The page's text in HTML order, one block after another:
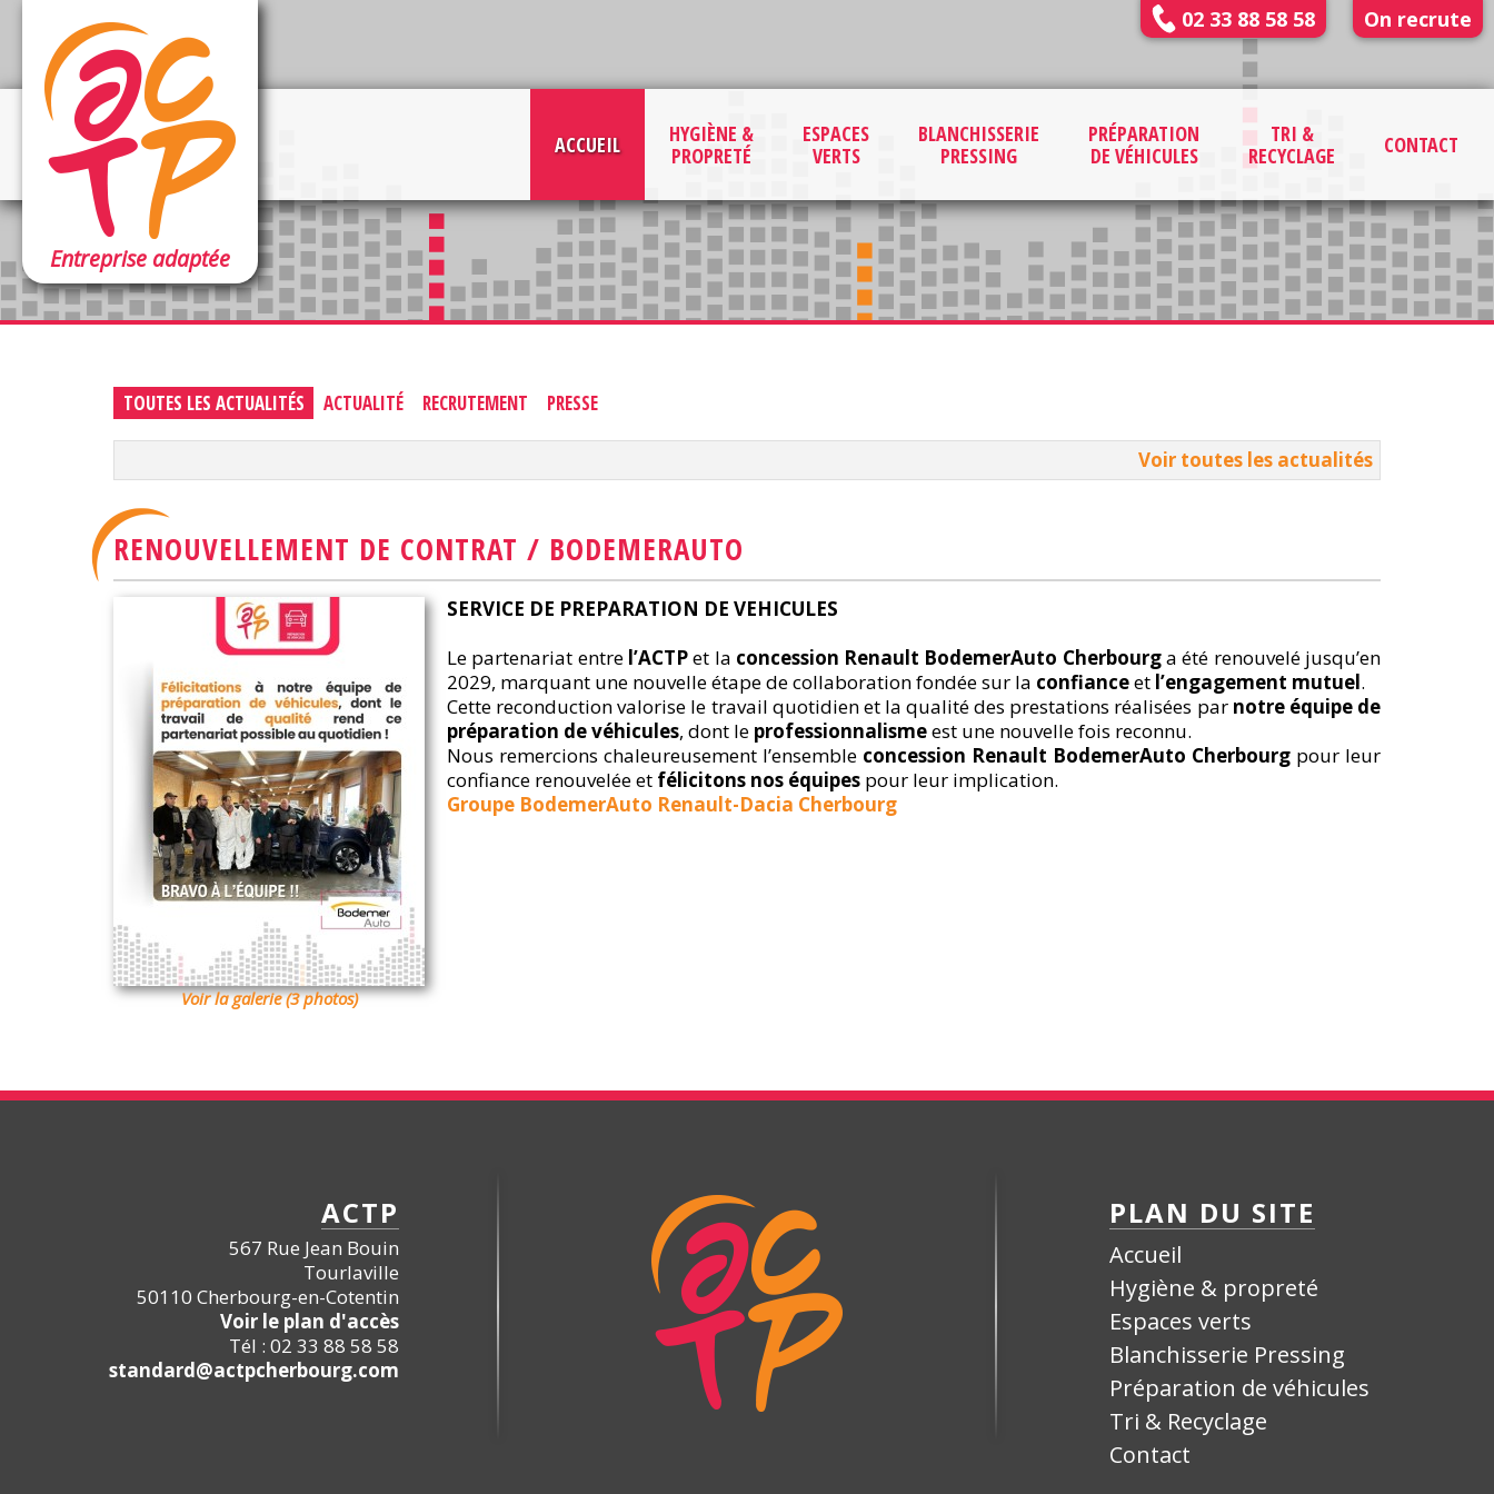
02 33 88 58 58 On recrute
Entreprise adaptée
ACCUEIL
HYGIÈNE &
PROPRETÉ
ESPACES
VERTS
BLANCHISSERIE
PRESSING
PRÉPARATION
DE VÉHICULES
TRI &
RECYCLAGE
CONTACT
TOUTES LES ACTUALITÉS ACTUALITÉ RECRUTEMENT PRESSE
Voir toutes les actualités
RENOUVELLEMENT DE CONTRAT / BODEMERAUTO
Voir la galerie (3 photos)
SERVICE DE PREPARATION DE VEHICULES
Le partenariat entrel’ACTPet la concession Renault BodemerAuto Cherbourga été renouvelé jusqu’en
2029, marquant une nouvelle étape de collaboration fondée sur la confianceet l’engagement mutuel.
Cette reconduction valorise le travail quotidien et la qualité des prestations réalisées par notre équipe de
préparation de véhicules, dont le professionnalismeest une nouvelle fois reconnu.
Nous remercions chaleureusement l’ensemble concession Renault BodemerAuto Cherbourg pour leur
confiance renouvelée et félicitons nos équipes pour leur implication.
Groupe BodemerAuto Renault-Dacia Cherbourg
ACTP
567 Rue Jean Bouin
Tourlaville
50110 Cherbourg-en-Cotentin
Voir le plan d'accès
Tél : 02 33 88 58 58
standard@actpcherbourg.com
PLAN DU SITE
Accueil
Hygiène & propreté
Espaces verts
Blanchisserie Pressing
Préparation de véhicules
Tri & Recyclage
Contact